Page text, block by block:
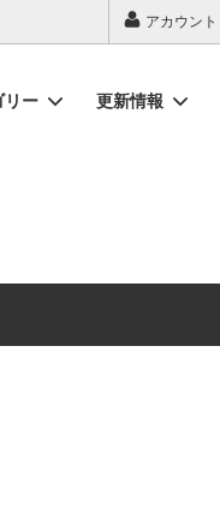
アカウント
リー 更新情報
ク家具